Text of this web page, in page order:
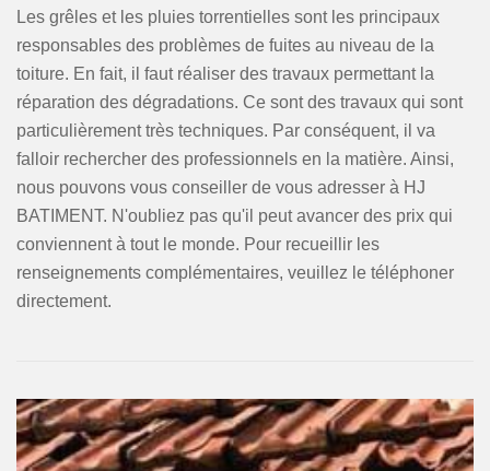
Les grêles et les pluies torrentielles sont les principaux
responsables des problèmes de fuites au niveau de la
toiture. En fait, il faut réaliser des travaux permettant la
réparation des dégradations. Ce sont des travaux qui sont
particulièrement très techniques. Par conséquent, il va
falloir rechercher des professionnels en la matière. Ainsi,
nous pouvons vous conseiller de vous adresser à HJ
BATIMENT. N'oubliez pas qu'il peut avancer des prix qui
conviennent à tout le monde. Pour recueillir les
renseignements complémentaires, veuillez le téléphoner
directement.